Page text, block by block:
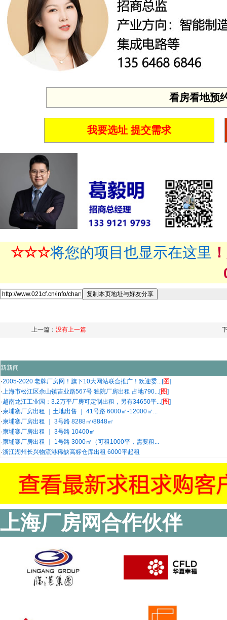
看房看地预
我要选址 提交需求
☆☆☆将您的项目也显示在这里
上一篇： 没有上一篇
新新闻
·2005-2020 老牌厂房网！旗下10大网站联合推广！欢迎委...[图]
· 上海市松江区佘山镇吉业路567号 独院厂房出租 占地790...[图]
·越南龙江工业园：3.2万平厂房可定制出租，另有34650平...[图]
·柬埔寨厂房出租 ｜土地出售 ｜ 41号路 6000㎡-12000㎡...
·柬埔寨厂房出租 ｜ 3号路 8288㎡/8848㎡
·柬埔寨厂房出租 ｜ 3号路 10400㎡
·柬埔寨厂房出租 ｜ 1号路 3000㎡（可租1000平，需要租...
·浙江湖州长兴物流港稀缺高标仓库出租 6000平起租
上海厂房网合作伙伴